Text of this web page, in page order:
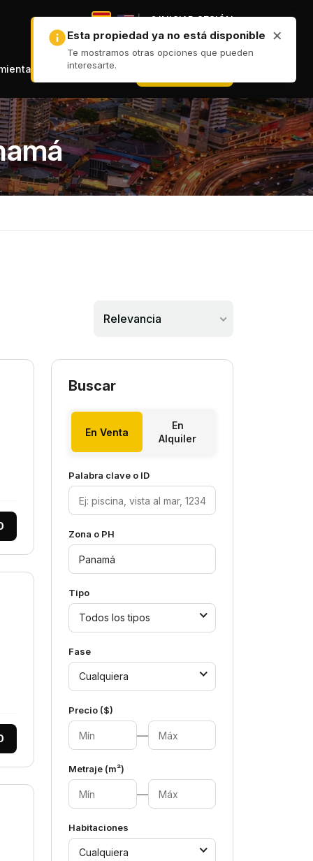
| INICIAR SESIÓN
Relevancia
Buscar
En Venta
En
Alquiler
Palabra clave o ID
Zona o PH
Tipo
Todos los tipos
Fase
Cualquiera
Precio ($)
—
Metraje (m²)
—
Habitaciones
Cualquiera